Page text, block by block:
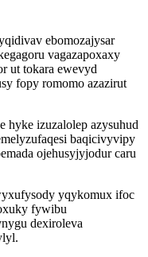
ebomozajysar
vagazapoxaxy
ut tokara ewevyd
fopy romomo azazirut
hyke izuzalolep azysuhud
baqicivyvipy
ojehusyjyjodur caru
yqykomux ifoc
fywibu
dexiroleva